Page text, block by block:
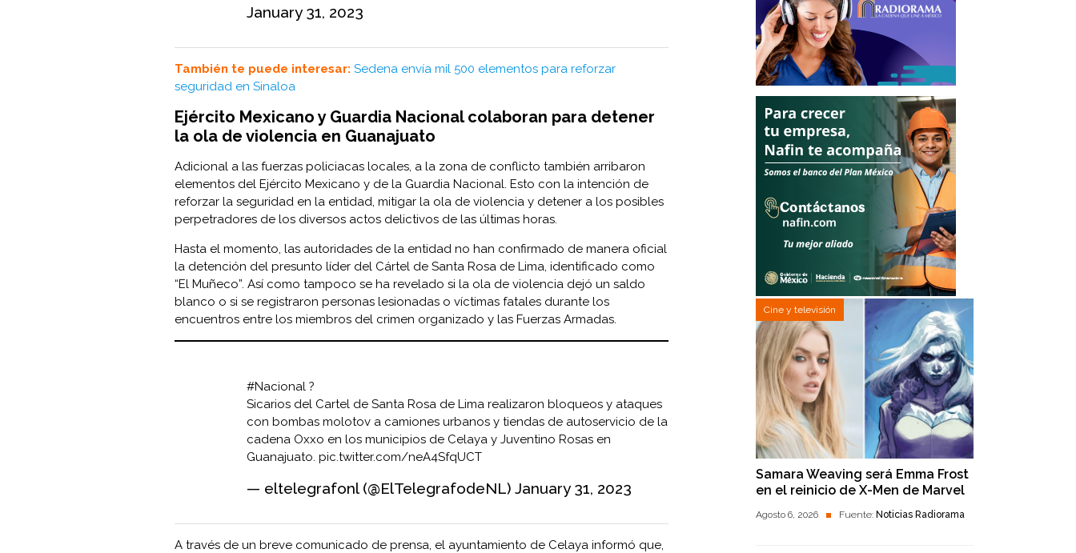
January 31, 2023
También te puede interesar: Sedena envía mil 500 elementos para reforzar
seguridad en Sinaloa
Ejército Mexicano y Guardia Nacional colaboran para detener
la ola de violencia en Guanajuato
Adicional a las fuerzas policiacas locales, a la zona de conflicto también arribaron
elementos del Ejército Mexicano y de la Guardia Nacional. Esto con la intención de
reforzar la seguridad en la entidad, mitigar la ola de violencia y detener a los posibles
perpetradores de los diversos actos delictivos de las últimas horas.
Hasta el momento, las autoridades de la entidad no han confirmado de manera oficial
la detención del presunto líder del Cártel de Santa Rosa de Lima, identificado como
“El Muñeco”. Así como tampoco se ha revelado si la ola de violencia dejó un saldo
blanco o si se registraron personas lesionadas o víctimas fatales durante los
encuentros entre los miembros del crimen organizado y las Fuerzas Armadas.
#Nacional ?
Sicarios del Cartel de Santa Rosa de Lima realizaron bloqueos y ataques
con bombas molotov a camiones urbanos y tiendas de autoservicio de la
cadena Oxxo en los municipios de Celaya y Juventino Rosas en
Guanajuato. pic.twitter.com/neA4SfqUCT
— eltelegrafonl (@ElTelegrafodeNL) January 31, 2023
A través de un breve comunicado de prensa, el ayuntamiento de Celaya informó que,
Cine y televisión
Samara Weaving será Emma Frost
en el reinicio de X-Men de Marvel
Agosto 6, 2026 Fuente: Noticias Radiorama